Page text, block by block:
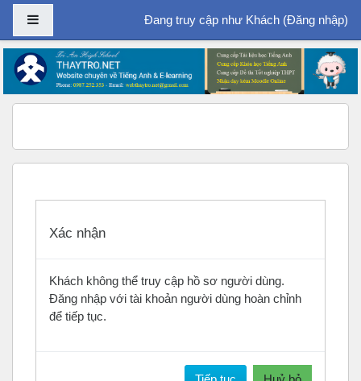
Chuyển tới nội dung chính
Bảng điều khiển cạnhĐang truy cập như Khách (Đăng nhập)
Xác nhận
Khách không thể truy cập hồ sơ người dùng.
Đăng nhập với tài khoản người dùng hoàn chỉnh
để tiếp tục.